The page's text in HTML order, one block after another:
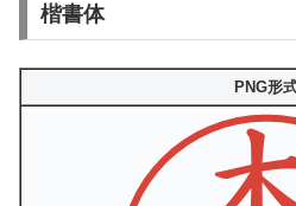
楷書体
PNG形